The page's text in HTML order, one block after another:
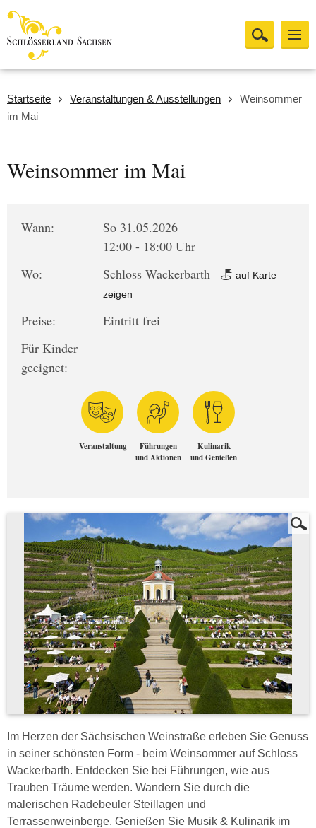
Startseite Veranstaltungen & Ausstellungen
Weinsommer
im Mai
Weinsommer im Mai
Wann:
So 31.05.2026
12:00 - 18:00 Uhr
Wo:
Schloss Wackerbarth
auf Karte
zeigen
Preise:
Eintritt frei
Für Kinder
geeignet:
Veranstaltung
Führungen
und Aktionen
Kulinarik
und Genießen
Im Herzen der Sächsischen Weinstraße erleben Sie Genuss
in seiner schönsten Form - beim Weinsommer auf Schloss
Wackerbarth. Entdecken Sie bei Führungen, wie aus
Trauben Träume werden. Wandern Sie durch die
malerischen Radebeuler Steillagen und
Terrassenweinberge. Genießen Sie Musik & Kulinarik im